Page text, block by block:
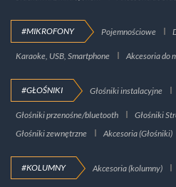
#MIKROFONY Pojemnościowe
Karaoke, USB, Smartphone Akcesoria do
#GŁOŚNIKI Głośniki instalacyjne
Głośniki przenośne/bluetooth
Głośniki
Głośniki zewnętrzne
Akcesoria (Głośniki)
#KOLUMNY Akcesoria (kolumny)